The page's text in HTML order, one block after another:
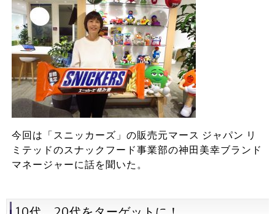
今回は「スニッカーズ」の販売元マース ジャパン リ
ミテッドのスナックフード事業部の神田美幸ブランド
マネージャーに話を聞いた。